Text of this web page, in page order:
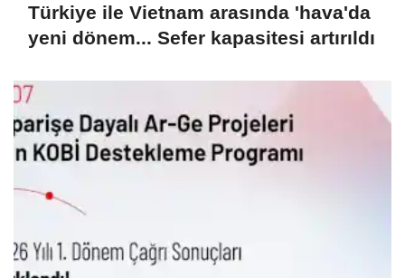
Türkiye ile Vietnam arasında 'hava'da
yeni dönem... Sefer kapasitesi artırıldı